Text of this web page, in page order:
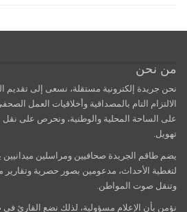
من نحن
نحن جريدة إلكترونية مستقلة، نسعى إلى تقديم
الالتزام التام بالمصداقية وأخلاقيات العمل
على الساحة المحلية والوطنية، ونحرص على
تهويل.
يضم طاقم الجريدة صحافيين ومراسلين
لتغطية الأحداث، مدعومين بصور حصرية وتقارير
وتنقل صوت المواطن.
نؤمن بأن الإعلام مسؤولية، لذلك نضع القارئ في